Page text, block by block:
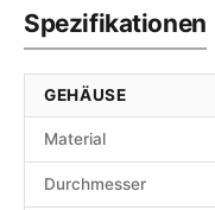
Spezifikationen
GEHÄUSE
Material
Durchmesser